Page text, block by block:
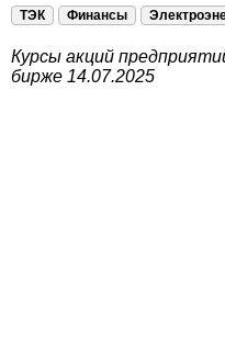
ТЭК Финансы
Курсы акций
бирже 14.07.2025